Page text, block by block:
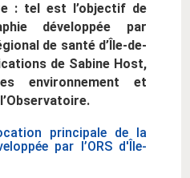
: tel est l’objectif de
développée par
de santé d’Île-de-
de Sabine Host,
environnement et
principale de la
par l’ORS d'Île-